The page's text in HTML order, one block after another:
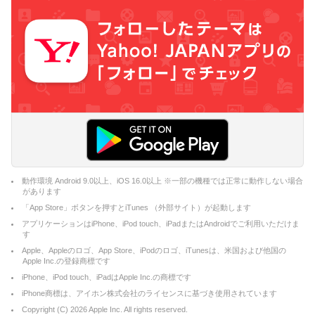
動作環境 Android 9.0以上、iOS 16.0以上 ※一部の機種では正常に動作しない場合
があります
「App Store」ボタンを押すとiTunes （外部サイト）が起動します
アプリケーションはiPhone、iPod touch、iPadまたはAndroidでご利用いただけま
す
Apple、Appleのロゴ、App Store、iPodのロゴ、iTunesは、米国および他国の
Apple Inc.の登録商標です
iPhone、iPod touch、iPadはApple Inc.の商標です
iPhone商標は、アイホン株式会社のライセンスに基づき使用されています
Copyright (C) 2026Apple Inc. All rights reserved.